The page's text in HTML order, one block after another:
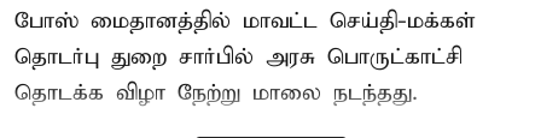
போஸ் மைதானத்தில் மாவட்ட செய்தி-மக்கள்
தொடர்பு துறை சார்பில் அரசு பொருட்காட்சி
தொடக்க விழா நேற்று மாலை நடந்தது.